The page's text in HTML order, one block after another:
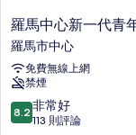
羅
馬
中
心
新
一
代
羅馬中心新一代青
羅馬市中心
免費無線上網
禁煙
8.2
分，
8.2 非常好
113 則評論